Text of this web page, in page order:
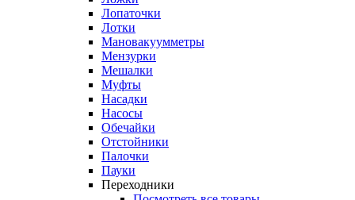
Лопаточки
Лотки
Мановакуумметры
Мензурки
Мешалки
Муфты
Насадки
Насосы
Обечайки
Отстойники
Палочки
Пауки
Переходники